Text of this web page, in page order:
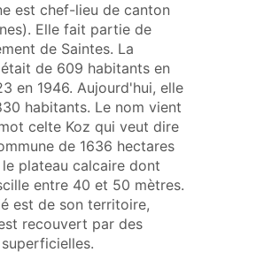
est chef-lieu de canton
Elle fait partie de
de Saintes. La
de 609 habitants en
en 1946. Aujourd'hui, elle
habitants. Le nom vient
celte Koz qui veut dire
de 1636 hectares
plateau calcaire dont
entre 40 et 50 mètres.
est de son territoire,
recouvert par des